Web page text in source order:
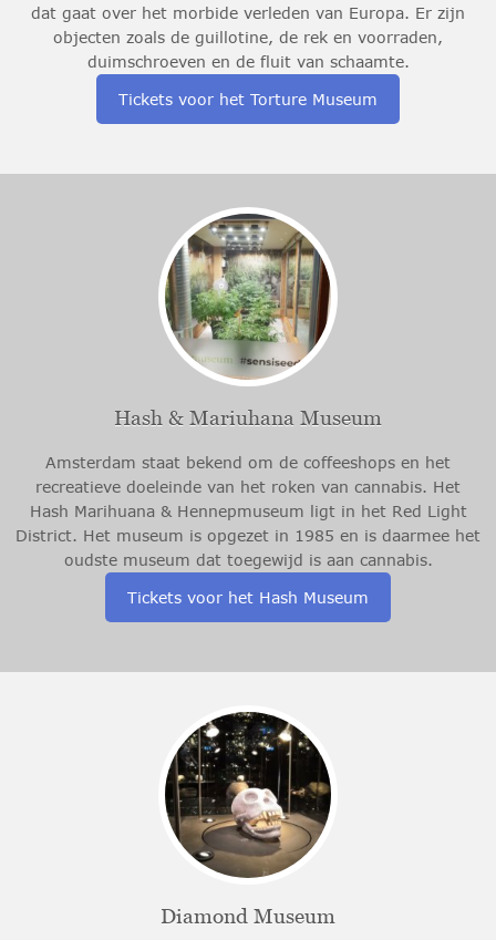
dat gaat over het morbide verleden van Europa. Er zijn
objecten zoals de guillotine, de rek en voorraden,
duimschroeven en de fluit van schaamte.
Tickets voor het Torture Museum
Hash & Mariuhana Museum
Amsterdam staat bekend om de coffeeshops en het
recreatieve doeleinde van het roken van cannabis. Het
Hash Marihuana & Hennepmuseum ligt in het Red Light
District. Het museum is opgezet in 1985 en is daarmee het
oudste museum dat toegewijd is aan cannabis.
Tickets voor het Hash Museum
Diamond Museum